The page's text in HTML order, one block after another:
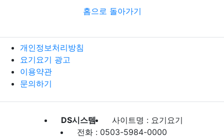
홈으로 돌아가기
개인정보처리방침
요기요기 광고
이용약관
문의하기
DS시스템
사이트명 : 요기요기
전화 : 0503-5984-0000